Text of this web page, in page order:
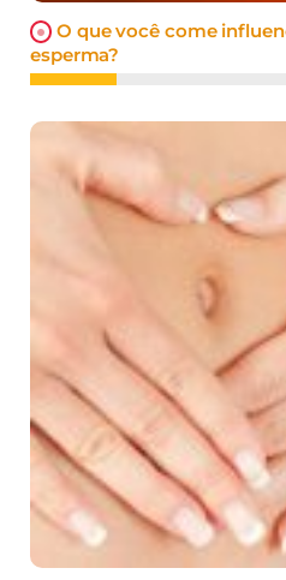
O que você come
esperma?